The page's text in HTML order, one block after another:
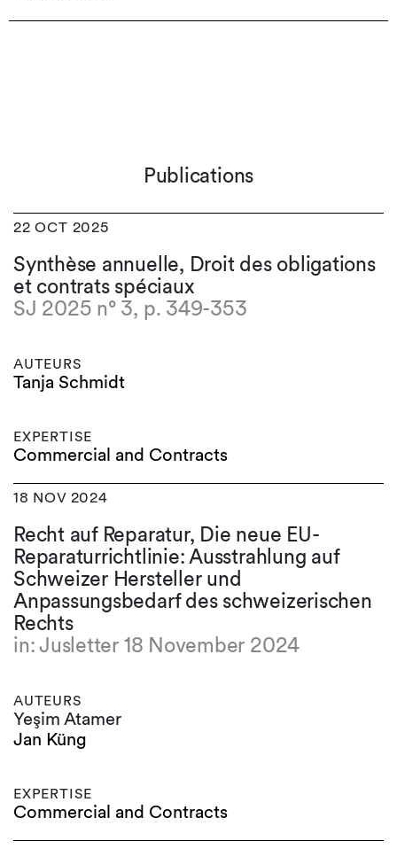
Publications
22 OCT 2025
Synthèse annuelle, Droit des obligations
et contrats spéciaux
SJ 2025 n° 3, p. 349-353
AUTEURS
Tanja Schmidt
EXPERTISE
Commercial and Contracts
18 NOV 2024
Recht auf Reparatur, Die neue EU-
Reparaturrichtlinie: Ausstrahlung auf
Schweizer Hersteller und
Anpassungsbedarf des schweizerischen
Rechts
in: Jusletter 18 November 2024
AUTEURS
Yeşim Atamer
Jan Küng
EXPERTISE
Commercial and Contracts